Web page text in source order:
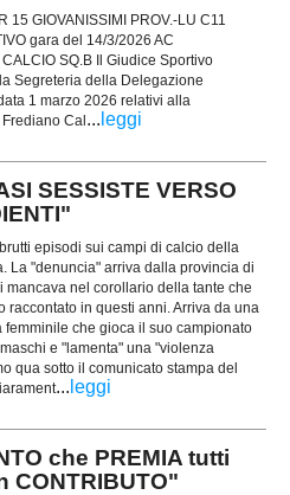
15 GIOVANISSIMI PROV.-LU C11
gara del 14/3/2026 AC
SQ.B Il Giudice Sportivo
Segreteria della Delegazione
1 marzo 2026 relativi alla
Cal ... leggi
SESSISTE VERSO
episodi sui campi di calcio della
La "denuncia" arriva dalla provincia di
mancava nel corollario della tante che
raccontato in questi anni. Arriva da una
femminile che gioca il suo campionato
e "lamenta" una "violenza
qua sotto il comunicato stampa del
... leggi
che PREMIA tutti
CONTRIBUTO"